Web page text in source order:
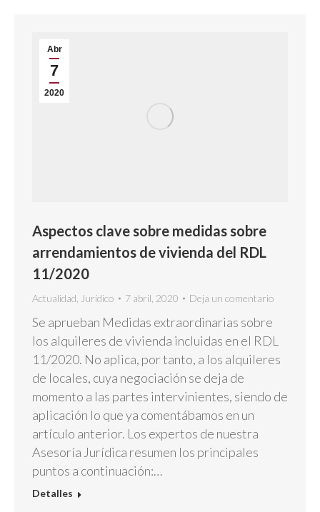
Abr
7
2020
Aspectos clave sobre medidas sobre
arrendamientos de vivienda del RDL
11/2020
Actualidad Jurídico 7 abril, 2020 Deja un comentario
Se aprueban Medidas extraordinarias sobre
los alquileres de vivienda incluidas en el RDL
11/2020. No aplica, por tanto, a los alquileres
de locales, cuya negociación se deja de
momento a las partes intervinientes, siendo de
aplicación lo que ya comentábamos en un
artículo anterior. Los expertos de nuestra
Asesoría Jurídica resumen los principales
puntos a continuación:…
Detalles